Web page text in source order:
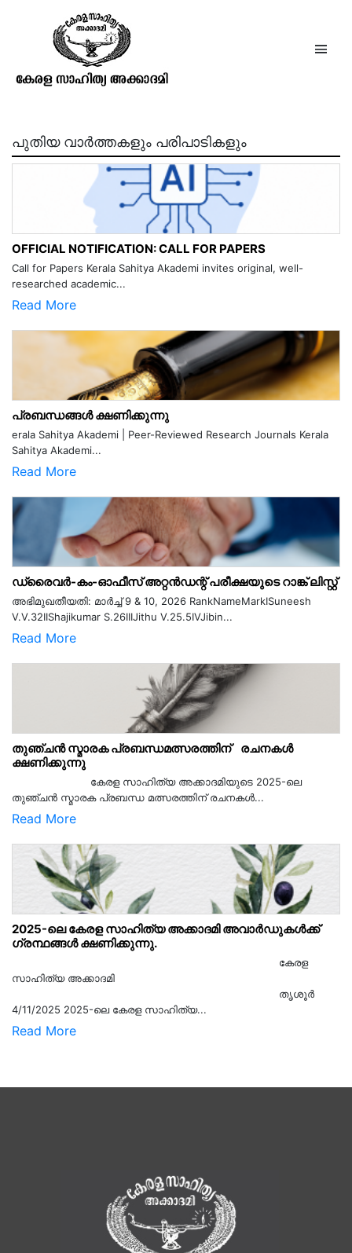
മാന്ധാതൃ ശൈലേശ്വരീസ്തവം
പുതിയ വാർത്തകളും പരിപാടികളും
OFFICIAL NOTIFICATION: CALL FOR PAPERS
Call for Papers Kerala Sahitya Akademi invites original, well-
researched academic...
Read More
പ്രബന്ധങ്ങൾ ക്ഷണിക്കുന്നു
erala Sahitya Akademi | Peer-Reviewed Research Journals Kerala
Sahitya Akademi...
Read More
ഡ്രൈവർ-കം-ഓഫീസ് അറ്റൻഡന്റ് പരീക്ഷയുടെ റാങ്ക് ലിസ്റ്റ്
അഭിമുഖതീയതി: മാർച്ച് 9 & 10, 2026 RankNameMarkISuneesh
V.V.32IIShajikumar S.26IIIJithu V.25.5IVJibin...
Read More
തുഞ്ചൻ സ്മാരക പ്രബന്ധമത്സരത്തിന് രചനകൾ
ക്ഷണിക്കുന്നു
കേരള സാഹിത്യ അക്കാദമിയുടെ 2025-ലെ
തുഞ്ചൻ സ്മാരക പ്രബന്ധ മത്സരത്തിന് രചനകൾ...
Read More
2025-ലെ കേരള സാഹിത്യ അക്കാദമി അവാർഡുകൾക്ക്
ഗ്രന്ഥങ്ങൾ ക്ഷണിക്കുന്നു.
കേരള
സാഹിത്യ അക്കാദമി
തൃശൂര്‍
4/11/2025 2025-ലെ കേരള സാഹിത്യ...
Read More